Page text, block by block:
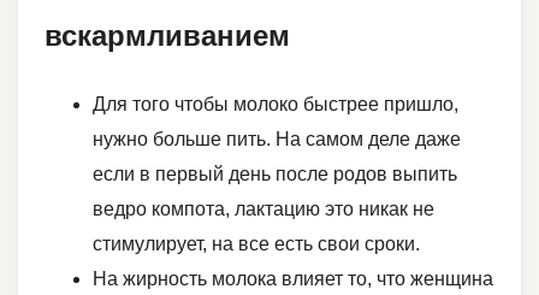
вскармливанием
Для того чтобы молоко быстрее пришло,
нужно больше пить. На самом деле даже
если в первый день после родов выпить
ведро компота, лактацию это никак не
стимулирует, на все есть свои сроки.
На жирность молока влияет то, что женщина